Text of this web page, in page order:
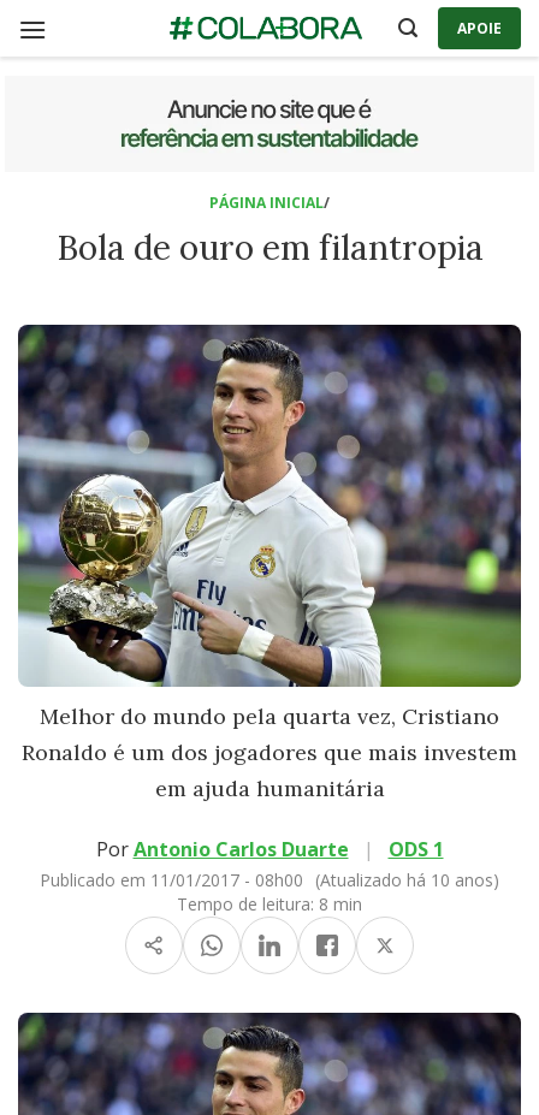
APOIE
PÁGINA INICIAL/
Bola de ouro em filantropia
Melhor do mundo pela quarta vez, Cristiano
Ronaldo é um dos jogadores que mais investem
em ajuda humanitária
PorAntonio Carlos Duarte | ODS 1
Publicado em 11/01/2017 - 08h00
(Atualizado há 10 anos)
Tempo de leitura: 8 min